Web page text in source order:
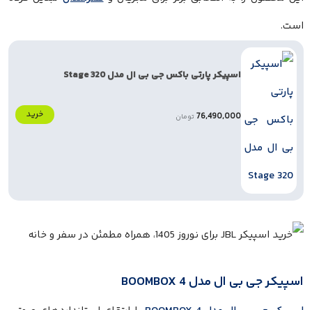
است.
اسپیکر پارتی باکس جی بی ال مدل Stage 320
76,490,000 تومان خرید
اسپیکر جی بی ال مدل BOOMBOX 4